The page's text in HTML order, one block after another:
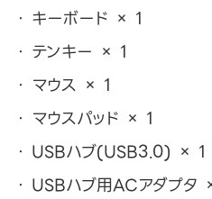
キーボード × 1
テンキー × 1
マウス × 1
マウスパッド × 1
USBハブ(USB3.0) × 1
USBハブ用ACアダプタ